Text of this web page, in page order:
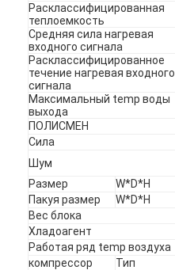
Расклассифицированная
теплоемкость
Средняя сила нагревая
входного сигнала
Расклассифицированное
течение нагревая входного
сигнала
Максимальный temp воды
выхода
ПОЛИСМЕН
Сила
Шум
Размер
W*D*H
Пакуя размер
W*D*H
Вес блока
Хладоагент
Работая ряд temp воздуха
компрессор
Тип